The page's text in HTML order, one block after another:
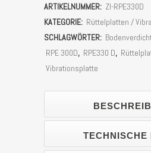
ZI-
RPE330D
kN
ARTIKELNUMMER: ZI-RPE330D
KATEGORIE: Rüttelplatten /
SCHLAGWÖRTER:
RPE 300D, RPE330 D,
Vibrationsplatte
TECHNISCHE